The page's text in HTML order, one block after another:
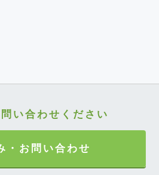
い合わせください
・お問い合わせ